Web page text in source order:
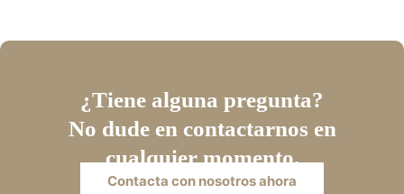
¿Tiene alguna pregunta?
No dude en contactarnos en
cualquier momento.
Contacta con nosotros ahora